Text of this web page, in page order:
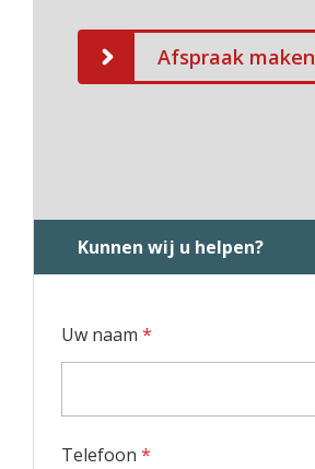
Afspraak maken
Kunnen wij u helpen?
Uw naam *
Telefoon *